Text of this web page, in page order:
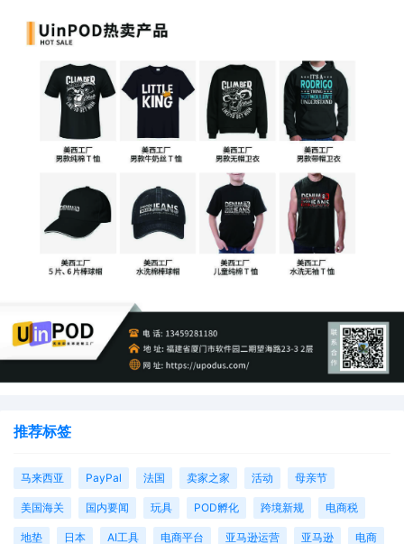
推荐标签
马来西亚 PayPal 法国 卖家之家 活动 母亲节
美国海关 国内要闻 玩具 POD孵化 跨境新规 电商税
地垫 日本 AI工具 电商平台 亚马逊运营 亚马逊 电商